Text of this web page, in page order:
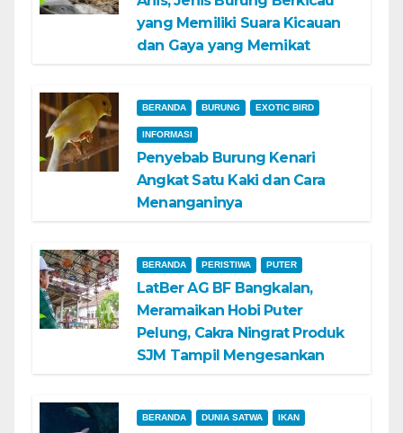
yang Memiliki Suara Kicauan
dan Gaya yang Memikat
BERANDA BURUNG EXOTIC BIRD
INFORMASI
Penyebab Burung Kenari
Angkat Satu Kaki dan Cara
Menanganinya
BERANDA PERISTIWA PUTER
LatBer AG BF Bangkalan,
Meramaikan Hobi Puter
Pelung, Cakra Ningrat Produk
SJM Tampil Mengesankan
BERANDA DUNIA SATWA IKAN